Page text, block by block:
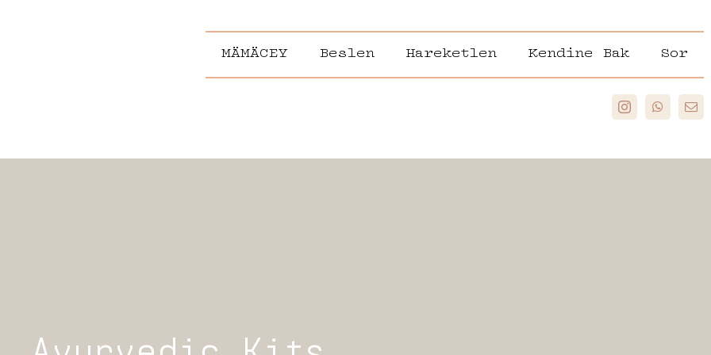
MÄMÄCEY Beslen Hareketlen Kendine Bak Sor
Ayurvedic Kits